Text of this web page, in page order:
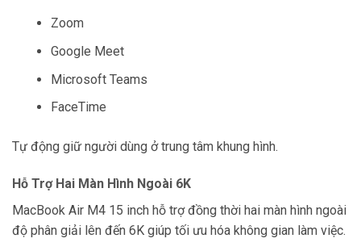
Zoom
Google Meet
Microsoft Teams
FaceTime
Tự động giữ người dùng ở trung tâm khung hình.
Hỗ Trợ Hai Màn Hình Ngoài 6K
MacBook Air M4 15 inch hỗ trợ đồng thời hai màn hình ngoài
độ phân giải lên đến 6K giúp tối ưu hóa không gian làm việc.